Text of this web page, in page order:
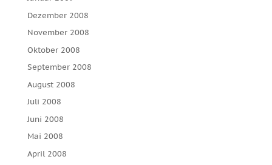
Dezember 2008
November 2008
Oktober 2008
September 2008
August 2008
Juli 2008
Juni 2008
Mai 2008
April 2008